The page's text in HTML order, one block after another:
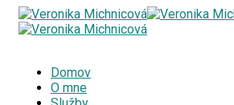
Domov
O mne